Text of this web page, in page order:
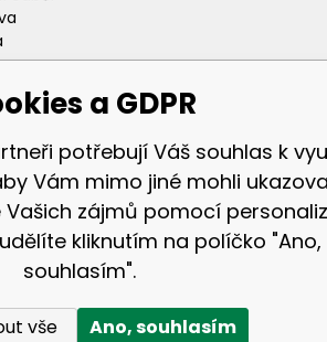
Zákaznická
Přihlášení
Všechna práva vyhrazena
a GDPR
potřebují Váš souhlas k
Vám mimo jiné mohli
zájmů pomocí
kliknutím na políčko "Ano,
souhlasím".
vše Ano, souhlasím